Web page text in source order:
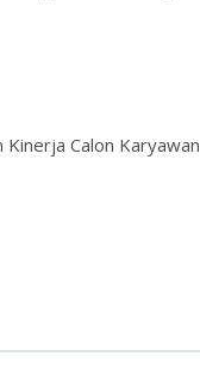
Kinerja Calon Karyawan